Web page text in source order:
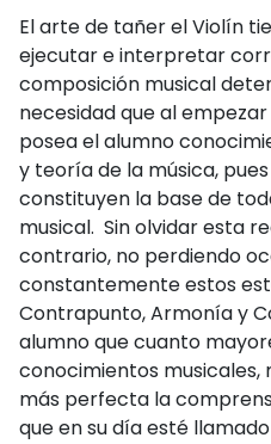
El arte de tañer el Violín
ejecutar e interpretar
composición musical
necesidad que al
posea el alumno
y teoría de la música,
constituyen la base de
musical. Sin olvidar esta
contrario, no perdiendo
constantemente estos
Contrapunto, Armonía y
alumno que cuanto
conocimientos
más perfecta la
que en su día esté